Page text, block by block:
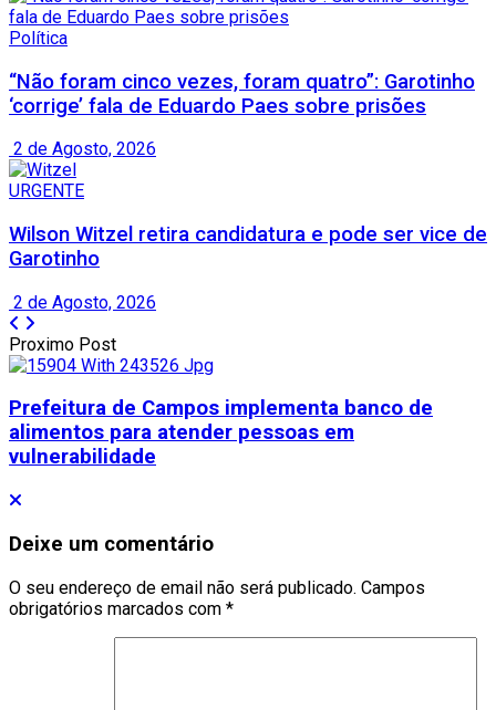
Política
“Não foram cinco vezes, foram quatro”: Garotinho
‘corrige’ fala de Eduardo Paes sobre prisões
2 de Agosto, 2026
URGENTE
Wilson Witzel retira candidatura e pode ser vice de
Garotinho
2 de Agosto, 2026
Proximo Post
Prefeitura de Campos implementa banco de
alimentos para atender pessoas em
vulnerabilidade
Deixe um comentário
O seu endereço de email não será publicado. Campos
obrigatórios marcados com *